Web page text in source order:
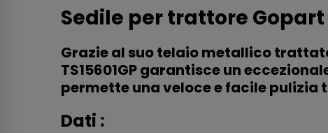
Sedile per trattore Gopart
Grazie al suo telaio metallico
TS15601GP garantisce un
permette una veloce e facile pulizia
Dati :